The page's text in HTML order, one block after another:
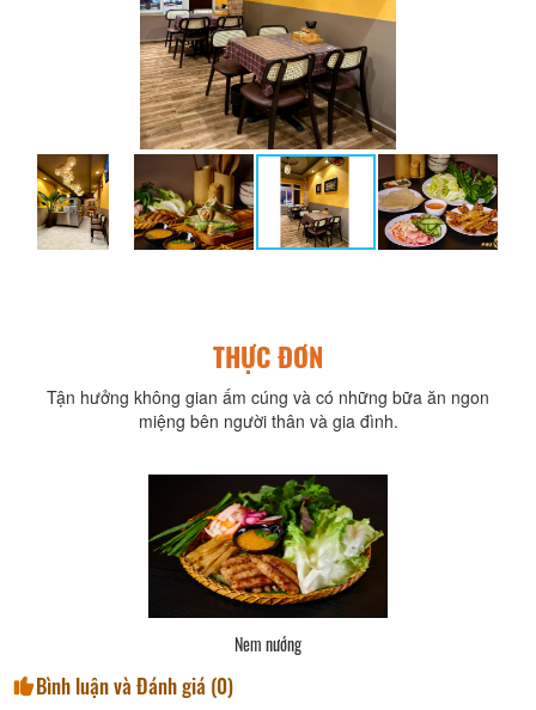
THỰC ĐƠN
Tận hưởng không gian ấm cúng và có những bữa ăn ngon
miệng bên người thân và gia đình.
Nem nướng
Bình luận và Đánh giá (0)